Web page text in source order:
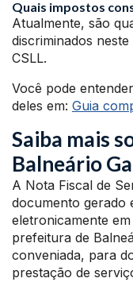
Quais impostos
Atualmente, são
discriminados
CSLL.
Você pode
deles em: Guia
Saiba mais
Balneário
A Nota Fiscal de
documento gerado
eletronicamente
prefeitura de
conveniada, para
prestação de